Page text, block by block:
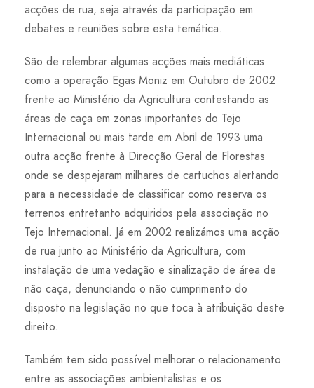
acções de rua, seja através da participação em
debates e reuniões sobre esta temática.
São de relembrar algumas acções mais mediáticas
como a operação Egas Moniz em Outubro de 2002
frente ao Ministério da Agricultura contestando as
áreas de caça em zonas importantes do Tejo
Internacional ou mais tarde em Abril de 1993 uma
outra acção frente à Direcção Geral de Florestas
onde se despejaram milhares de cartuchos alertando
para a necessidade de classificar como reserva os
terrenos entretanto adquiridos pela associação no
Tejo Internacional. Já em 2002 realizámos uma acção
de rua junto ao Ministério da Agricultura, com
instalação de uma vedação e sinalização de área de
não caça, denunciando o não cumprimento do
disposto na legislação no que toca à atribuição deste
direito.
Também tem sido possível melhorar o relacionamento
entre as associações ambientalistas e os